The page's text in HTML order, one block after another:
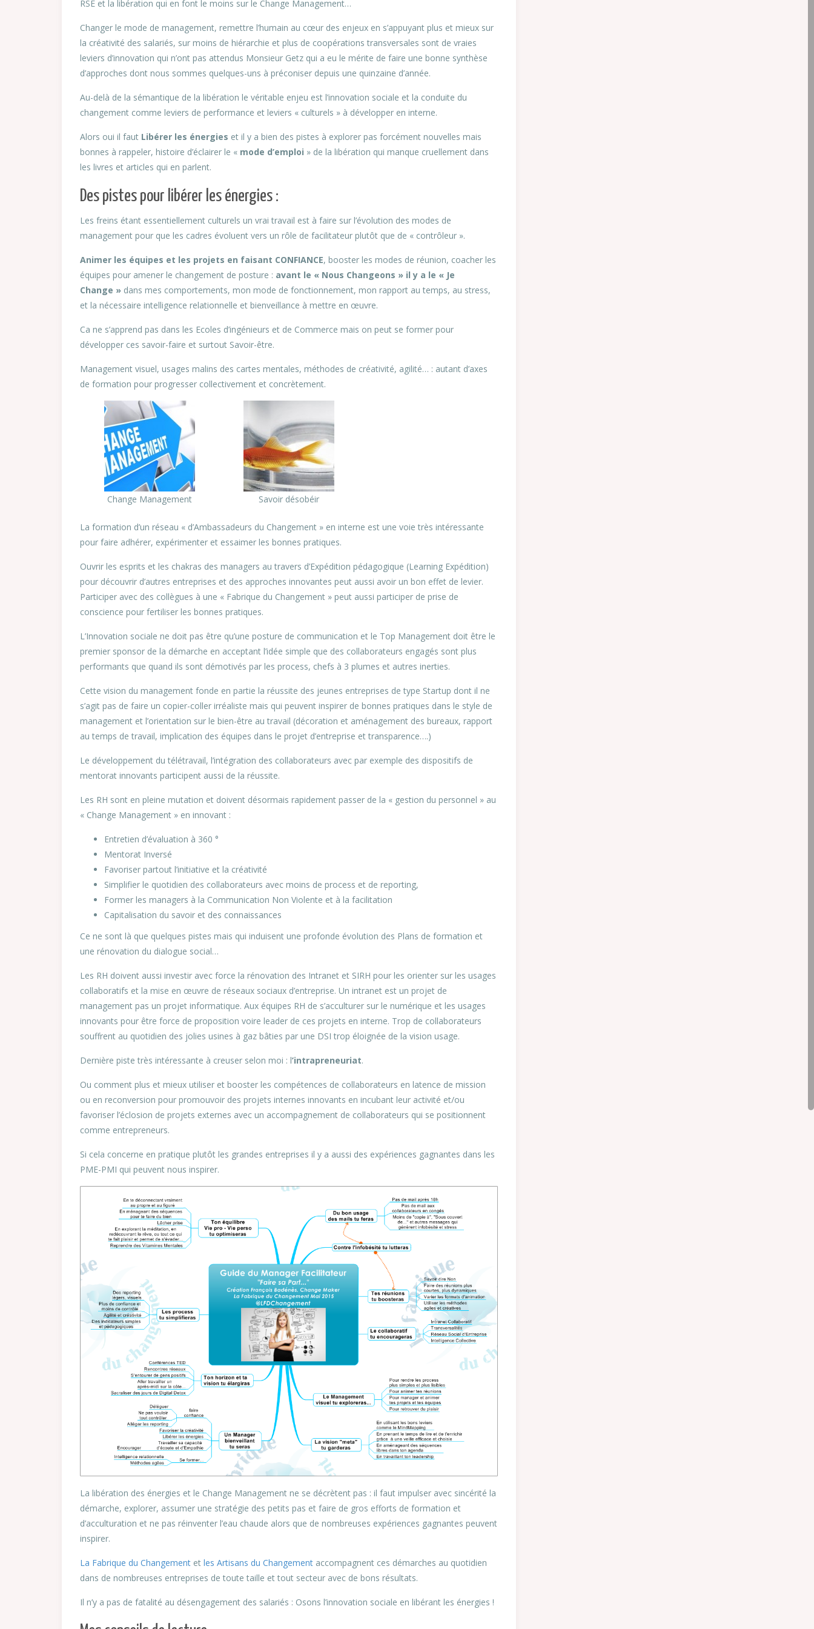
RSE et la libération qui en font le moins sur le Change Management…
Changer le mode de management, remettre l’humain au cœur des enjeux en s’appuyant plus et mieux sur
la créativité des salariés, sur moins de hiérarchie et plus de coopérations transversales sont de vraies
leviers d’innovation qui n’ont pas attendus Monsieur Getz qui a eu le mérite de faire une bonne synthèse
d’approches dont nous sommes quelques-uns à préconiser depuis une quinzaine d’année.
Au-delà de la sémantique de la libération le véritable enjeu est l’innovation sociale et la conduite du
changement comme leviers de performance et leviers « culturels » à développer en interne.
Alors oui il faut Libérer les énergies et il y a bien des pistes à explorer pas forcément nouvelles mais
bonnes à rappeler, histoire d’éclairer le « mode d’emploi » de la libération qui manque cruellement dans
les livres et articles qui en parlent.
Des pistes pour libérer les énergies :
Les freins étant essentiellement culturels un vrai travail est à faire sur l’évolution des modes de
management pour que les cadres évoluent vers un rôle de facilitateur plutôt que de « contrôleur ».
Animer les équipes et les projets en faisant CONFIANCE, booster les modes de réunion, coacher les
équipes pour amener le changement de posture : avant le « Nous Changeons » il y a le « Je
Change » dans mes comportements, mon mode de fonctionnement, mon rapport au temps, au stress,
et la nécessaire intelligence relationnelle et bienveillance à mettre en œuvre.
Ca ne s’apprend pas dans les Ecoles d’ingénieurs et de Commerce mais on peut se former pour
développer ces savoir-faire et surtout Savoir-être.
Management visuel, usages malins des cartes mentales, méthodes de créativité, agilité… : autant d’axes
de formation pour progresser collectivement et concrètement.
Change Management Savoir désobéir
La formation d’un réseau « d’Ambassadeurs du Changement » en interne est une voie très intéressante
pour faire adhérer, expérimenter et essaimer les bonnes pratiques.
Ouvrir les esprits et les chakras des managers au travers d’Expédition pédagogique (Learning Expédition)
pour découvrir d’autres entreprises et des approches innovantes peut aussi avoir un bon effet de levier.
Participer avec des collègues à une « Fabrique du Changement » peut aussi participer de prise de
conscience pour fertiliser les bonnes pratiques.
L’Innovation sociale ne doit pas être qu’une posture de communication et le Top Management doit être le
premier sponsor de la démarche en acceptant l’idée simple que des collaborateurs engagés sont plus
performants que quand ils sont démotivés par les process, chefs à 3 plumes et autres inerties.
Cette vision du management fonde en partie la réussite des jeunes entreprises de type Startup dont il ne
s’agit pas de faire un copier-coller irréaliste mais qui peuvent inspirer de bonnes pratiques dans le style de
management et l’orientation sur le bien-être au travail (décoration et aménagement des bureaux, rapport
au temps de travail, implication des équipes dans le projet d’entreprise et transparence….)
Le développement du télétravail, l’intégration des collaborateurs avec par exemple des dispositifs de
mentorat innovants participent aussi de la réussite.
Les RH sont en pleine mutation et doivent désormais rapidement passer de la « gestion du personnel » au
« Change Management » en innovant :
Entretien d’évaluation à 360 °
Mentorat Inversé
Favoriser partout l’initiative et la créativité
Simplifier le quotidien des collaborateurs avec moins de process et de reporting,
Former les managers à la Communication Non Violente et à la facilitation
Capitalisation du savoir et des connaissances
Ce ne sont là que quelques pistes mais qui induisent une profonde évolution des Plans de formation et
une rénovation du dialogue social…
Les RH doivent aussi investir avec force la rénovation des Intranet et SIRH pour les orienter sur les usages
collaboratifs et la mise en œuvre de réseaux sociaux d’entreprise. Un intranet est un projet de
management pas un projet informatique. Aux équipes RH de s’acculturer sur le numérique et les usages
innovants pour être force de proposition voire leader de ces projets en interne. Trop de collaborateurs
souffrent au quotidien des jolies usines à gaz bâties par une DSI trop éloignée de la vision usage.
Dernière piste très intéressante à creuser selon moi : l’intrapreneuriat.
Ou comment plus et mieux utiliser et booster les compétences de collaborateurs en latence de mission
ou en reconversion pour promouvoir des projets internes innovants en incubant leur activité et/ou
favoriser l’éclosion de projets externes avec un accompagnement de collaborateurs qui se positionnent
comme entrepreneurs.
Si cela concerne en pratique plutôt les grandes entreprises il y a aussi des expériences gagnantes dans les
PME-PMI qui peuvent nous inspirer.
La libération des énergies et le Change Management ne se décrètent pas : il faut impulser avec sincérité la
démarche, explorer, assumer une stratégie des petits pas et faire de gros efforts de formation et
d’acculturation et ne pas réinventer l’eau chaude alors que de nombreuses expériences gagnantes peuvent
inspirer.
La Fabrique du Changement et les Artisans du Changement accompagnent ces démarches au quotidien
dans de nombreuses entreprises de toute taille et tout secteur avec de bons résultats.
Il n’y a pas de fatalité au désengagement des salariés : Osons l’innovation sociale en libérant les énergies !